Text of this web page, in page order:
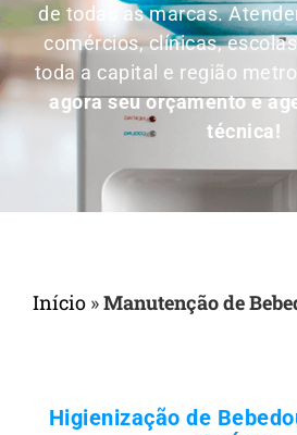
de todas as marcas.
comércios, clínicas,
toda a capital e região
agora seu orçamento e
técnica!
Início »Manutenção de
Higienização de